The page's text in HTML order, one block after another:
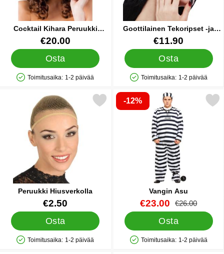
Cocktail Kihara Peruukki
Ruskea
Tuote.nro 15606
€20.00
Osta
Saatavuus: Varastossa
Toimitusaika: 1-2 päivää
Goottilainen Tekoripset -ja
Kynsisetti
Tuote.nro 39719€11.90
Osta
Saatavuus: Varastossa
Toimitusaika: 1-2 päivää
Peruukki Hiusverkolla
Tuote.nro 7796€2.50
Osta
Saatavuus: Varastossa
Toimitusaika: 1-2 päivää
Merkitse peruukki Hiusverkolla suosikiksi
-12%
Vangin Asu
Tuote.nro 24338
uusi hinta
€23.00 vanha hinta
€26.00
Osta
Saatavuus: Varastossa
Toimitusaika: 1-2 päivää
Merkitse vangin